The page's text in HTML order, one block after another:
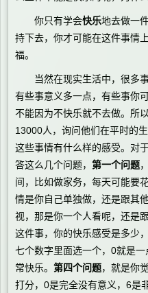
你只有学会快乐地去做一
持下去，你才可能在这件事情
福。
当然在现实生活中，很多事
有些事意义多一点，有些事你
不能因为不快乐就不去做。所
13000人，询问他们在平时的
这些事情有什么样的感受。对
答这么几个问题， 第一个问题
间，比如做家务，每天可能要
情是你自己单独做，还是跟其
视，那是你一个人看呢，还是
这件事，你的快乐感受是多少
七个数字里面选一个，0就是
常快乐。 第四个问题，就是你
打分，0是完全没有意义，6是